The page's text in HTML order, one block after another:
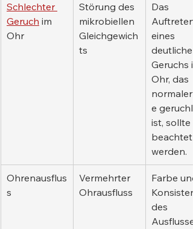
Schlechter
Geruch im
Ohr
Störung des
mikrobiellen
Gleichgewich
ts
Das
Auftreten
eines
Geruchs
Ohr, das
e
ist, sollte
beachtet
werden.
Ohrenausflus
s
Vermehrter
Ohrausfluss
Farbe
des